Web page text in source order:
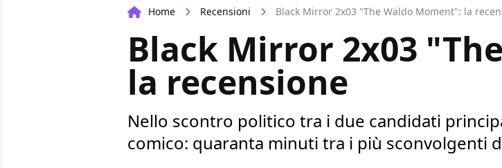
Home Recensioni Black Mirror 2x03 "The Waldo Moment": la
Black Mirror 2x03
la recensione
Nello scontro politico tra i due candidati
comico: quaranta minuti tra i più sconvolgenti